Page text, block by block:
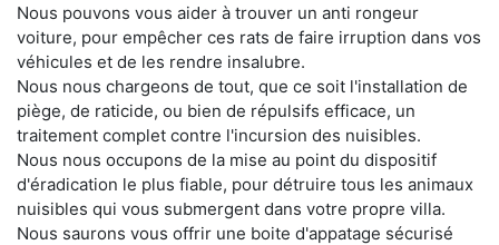
Nous pouvons vous aider à trouver un anti rongeur
voiture, pour empêcher ces rats de faire irruption dans vos
véhicules et de les rendre insalubre.
Nous nous chargeons de tout, que ce soit l'installation de
piège, de raticide, ou bien de répulsifs efficace, un
traitement complet contre l'incursion des nuisibles.
Nous nous occupons de la mise au point du dispositif
d'éradication le plus fiable, pour détruire tous les animaux
nuisibles qui vous submergent dans votre propre villa.
Nous saurons vous offrir une boite d'appatage sécurisé